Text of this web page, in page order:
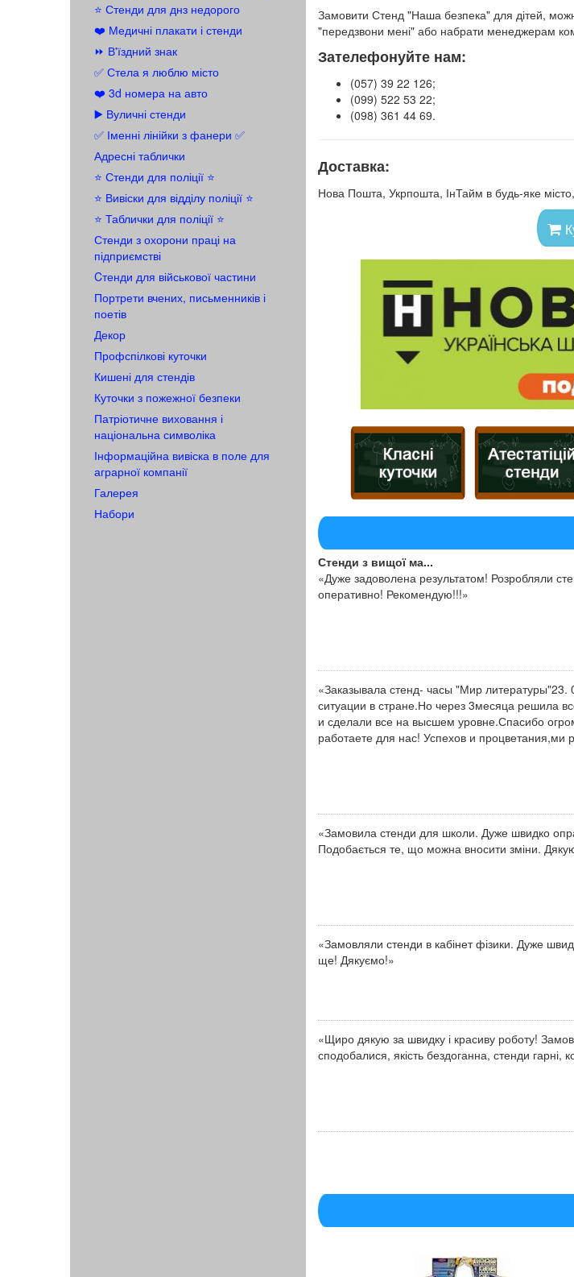
⭐ Стенди для днз недорого
❤️ Медичні плакати і стенди
⏩ В'їздний знак
✅ Стела я люблю місто
❤️ 3d номера на авто
▶️ Вуличні стенди
✅ Іменні лінійки з фанери ✅
Адресні таблички
⭐ Стенди для поліції ⭐
⭐️ Вивіски для відділу поліції ⭐️
⭐️ Таблички для поліції ⭐️
Стенди з охорони праці на
підприємстві
Cтенди для військової частини
Портрети вчених, письменників і
поетів
Декор
Профспілкові куточки
Кишені для стендів
Куточки з пожежної безпеки
Патріотичне виховання і
національна символіка
Інформаційна вивіска в поле для
аграрної компанії
Галерея
Набори
Замовити Стенд "Наша безпека" для дітей,
"передзвони мені" або набрати менеджерам
Зателефонуйте нам:
(057) 39 22 126;
(099) 522 53 22;
(098) 361 44 69.
Доставка:
Нова Пошта, Укрпошта, ІнТайм в будь-яке
Стенди з вищої ма...
«Дуже задоволена результатом! Розробляли
оперативно! Рекомендую!!!»
«Заказывала стенд- часы "Мир литературы"23.
ситуации в стране.Но через 3месяца решила
и сделали все на высшем уровне.Спасибо
работаете для нас! Успехов и процветания,ми
«Замовила стенди для школи. Дуже швидко
Подобається те, що можна вносити зміни.
«Замовляли стенди в кабінет фізики. Дуже
ще! Дякуємо!»
«Щиро дякую за швидку і красиву роботу!
сподобалися, якість бездоганна, стенди